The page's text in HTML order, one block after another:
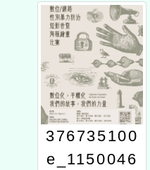
376735100
e_1150046